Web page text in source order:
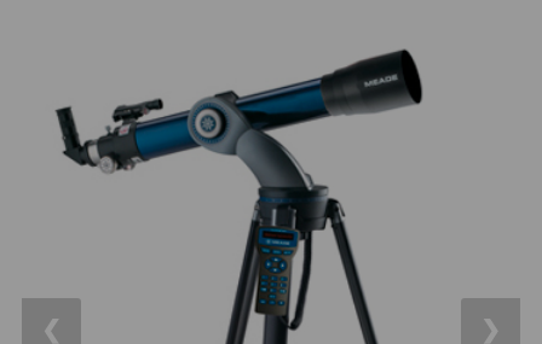
Nákupu
Vrácení
Reklamace
ED / Apochromáty33
Ritchey-Chrétien
Do 3000 Kč
❮ ❯